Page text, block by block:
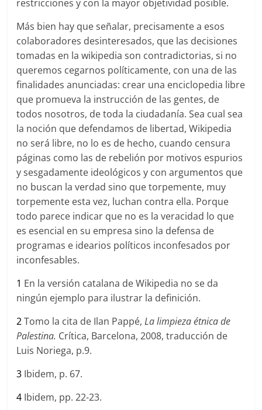
restricciones y con la mayor objetividad posible.
Más bien hay que señalar, precisamente a esos
colaboradores desinteresados, que las decisiones
tomadas en la wikipedia son contradictorias, si no
queremos cegarnos políticamente, con una de las
finalidades anunciadas: crear una enciclopedia libre
que promueva la instrucción de las gentes, de
todos nosotros, de toda la ciudadanía. Sea cual sea
la noción que defendamos de libertad, Wikipedia
no será libre, no lo es de hecho, cuando censura
páginas como las de rebelión por motivos espurios
y sesgadamente ideológicos y con argumentos que
no buscan la verdad sino que torpemente, muy
torpemente esta vez, luchan contra ella. Porque
todo parece indicar que no es la veracidad lo que
es esencial en su empresa sino la defensa de
programas e idearios políticos inconfesados por
inconfesables.
1 En la versión catalana de Wikipedia no se da
ningún ejemplo para ilustrar la definición.
2Tomo la cita de Ilan Pappé,La limpieza étnica de
Palestina. Crítica, Barcelona, 2008, traducción de
Luis Noriega, p.9.
3 Ibidem, p. 67.
4 Ibidem, pp. 22-23.